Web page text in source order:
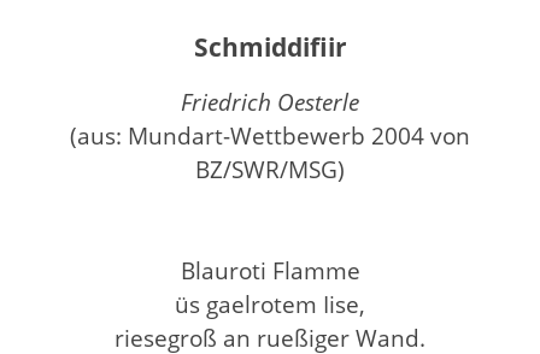
Schmiddifiir
Friedrich Oesterle
(aus: Mundart-Wettbewerb 2004 von
BZ/SWR/MSG)
Blauroti Flamme
üs gaelrotem Iise,
riesegroß an rueßiger Wand.